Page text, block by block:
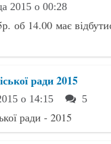
2015 о 00:28
об 14.00 має
ради 2015
о 14:15 5
ради - 2015